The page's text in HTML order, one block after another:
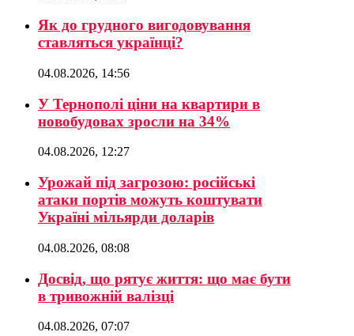
Як до грудного вигодовування
ставляться українці?
04.08.2026, 14:56
У Тернополі ціни на квартири в
новобудовах зросли на 34%
04.08.2026, 12:27
Урожай під загрозою: російські
атаки портів можуть коштувати
Україні мільярди доларів
04.08.2026, 08:08
Досвід, що рятує життя: що має бути
в тривожній валізці
04.08.2026, 07:07